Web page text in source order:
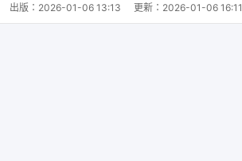
出版： 2026-01-06 13:13 更新： 2026-01-06 16:11